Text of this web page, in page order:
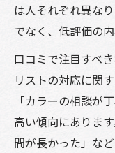
は人それぞれ異な
でなく、低評価の
口コミで注目すべ
リストの対応に関
「カラーの相談が
高い傾向にありま
間が長かった」な